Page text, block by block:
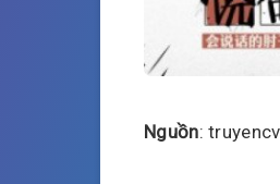
Nguồn: truyencv